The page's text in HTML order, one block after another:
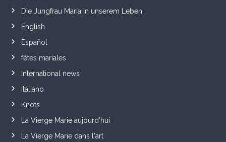
Die Jungfrau Maria in unserem Leben
English
Español
fêtes mariales
International news
Italiano
Knots
La Vierge Marie aujourd'hui
La Vierge Marie dans l'art